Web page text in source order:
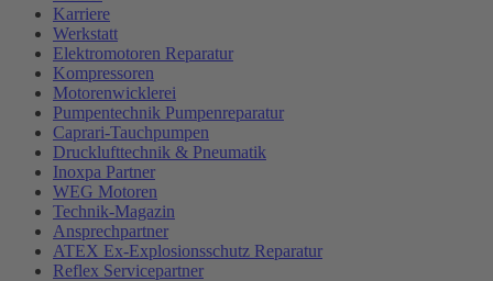
Karriere
Werkstatt
Elektromotoren Reparatur
Kompressoren
Motorenwicklerei
Pumpentechnik Pumpenreparatur
Caprari-Tauchpumpen
Drucklufttechnik & Pneumatik
Inoxpa Partner
WEG Motoren
Technik-Magazin
Ansprechpartner
ATEX Ex-Explosionsschutz Reparatur
Reflex Servicepartner